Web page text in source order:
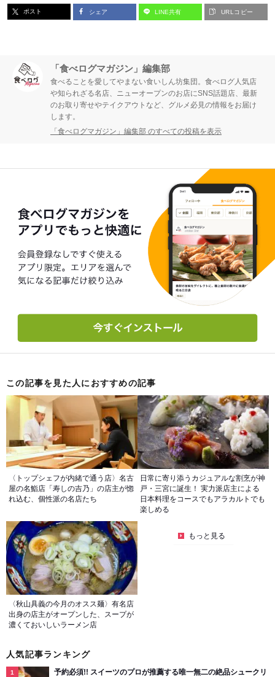
ポスト シェア LINE共有 URLコピー
「食べログマガジン」編集部
食べることを愛してやまない食いしん坊集団。食べログ人気店
や知られざる名店、ニューオープンのお店にSNS話題店、最新
のお取り寄せやテイクアウトなど、グルメ必見の情報をお届け
します。
「食べログマガジン」編集部 のすべての投稿を表示
この記事を見た人におすすめの記事
〈トップシェフが内緒で通う店〉名古
屋の名鮨店「寿しの吉乃」の店主が惚
れ込む、個性派の名店たち
日常に寄り添うカジュアルな割烹が神
戸・三宮に誕生！ 実力派店主による
日本料理をコースでもアラカルトでも
楽しめる
〈秋山具義の今月のオスス麺〉有名店
出身の店主がオープンした、スープが
濃くておいしいラーメン店
もっと見る
人気記事ランキング
予約必須!! スイーツのプロが推薦する唯一無二の絶品シュークリ